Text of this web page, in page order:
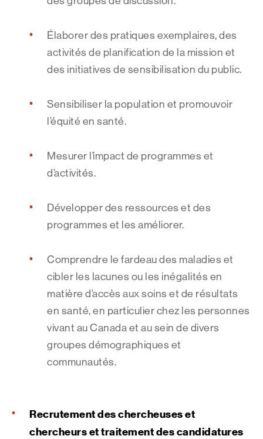
Élaborer des pratiques exemplaires, des
activités de planification de la mission et
des initiatives de sensibilisation du public.
Sensibiliser la population et promouvoir
l’équité en santé.
Mesurer l’impact de programmes et
d’activités.
Développer des ressources et des
programmes et les améliorer.
Comprendre le fardeau des maladies et
cibler les lacunes ou les inégalités en
matière d’accès aux soins et de résultats
en santé, en particulier chez les personnes
vivant au Canada et au sein de divers
groupes démographiques et
communautés.
Recrutement des chercheuses et
chercheurs et traitement des candidatures